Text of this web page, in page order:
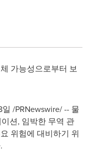
가능성으로부터 보
/PRNewswire/ -- 물
션, 임박한 무역 관
위험에 대비하기 위